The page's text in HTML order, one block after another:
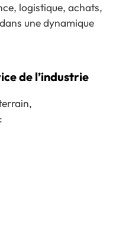
logistique, achats,
une dynamique
de l’industrie